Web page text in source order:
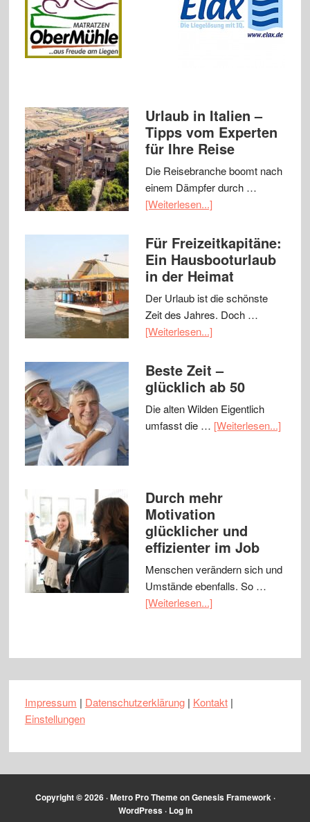
Urlaub in Italien –
Tipps vom Experten
für Ihre Reise
Die Reisebranche boomt nach
einem Dämpfer durch …
[Weiterlesen...]
Für Freizeitkapitäne:
Ein Hausbooturlaub
in der Heimat
Der Urlaub ist die schönste
Zeit des Jahres. Doch …
[Weiterlesen...]
Beste Zeit –
glücklich ab 50
Die alten Wilden Eigentlich
umfasst die … [Weiterlesen...]
Durch mehr
Motivation
glücklicher und
effizienter im Job
Menschen verändern sich und
Umstände ebenfalls. So …
[Weiterlesen...]
Impressum | Datenschutzerklärung| Kontakt|
Einstellungen
Copyright © 2026 ·Metro Pro ThemeonGenesis Framework·
WordPress· Log in